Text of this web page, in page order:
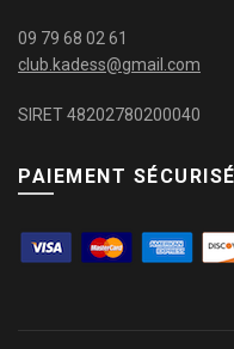
09 79 68 02 61
club.kadess@gmail.com
SIRET 48202780200040
PAIEMENT